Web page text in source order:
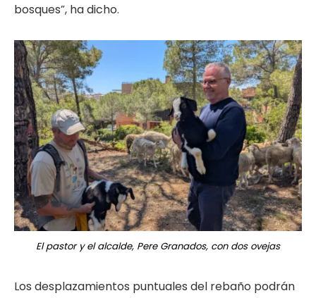
bosques”, ha dicho.
El pastor y el alcalde, Pere Granados, con dos ovejas
Los desplazamientos puntuales del rebaño podrán